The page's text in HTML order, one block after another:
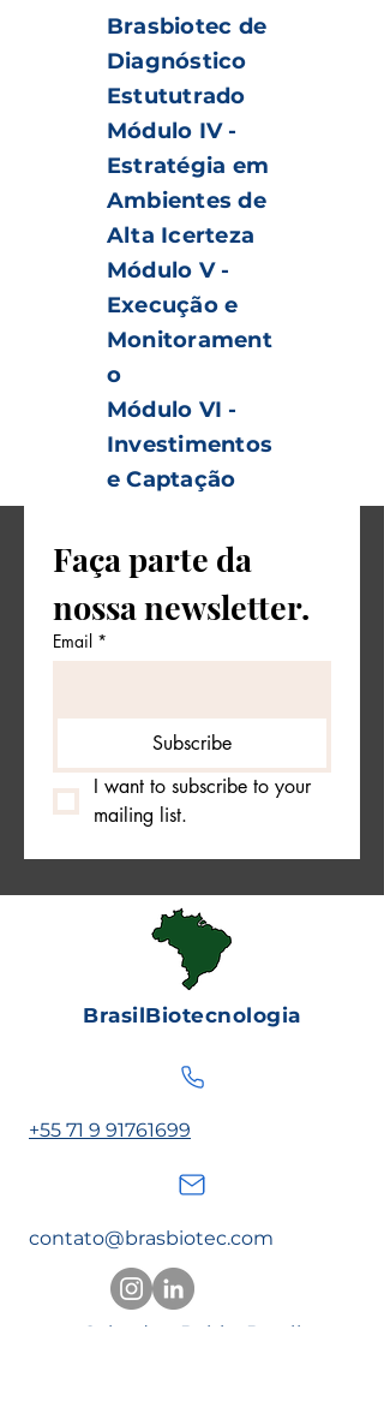
Brasbiotec de
Diagnóstico
Estututrado
Módulo IV -
Estratégia em
Ambientes de
Alta Icerteza
Módulo V -
Execução e
Monitorament
o
Módulo VI -
Investimentos
e Captação
Faça parte da
nossa newsletter.
Email *
Subscribe
I want to subscribe to your
mailing list.
BrasilBiotecnologia
+55 71 9 91761699
contato@brasbiotec.com
Salvador, Bahia, Brasil